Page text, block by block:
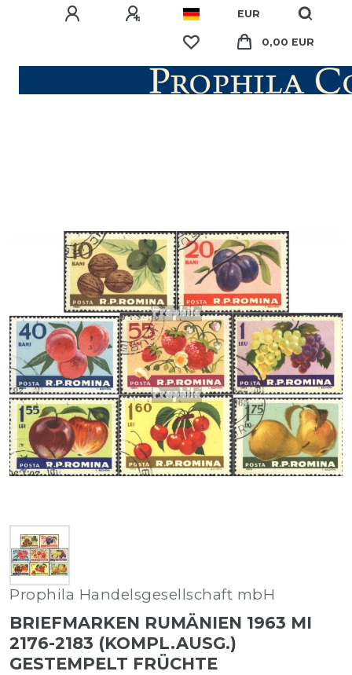
EUR
0,00 EUR
Prophila Handelsgesellschaft mbH
BRIEFMARKEN RUMÄNIEN 1963 MI
2176-2183 (KOMPL.AUSG.)
GESTEMPELT FRÜCHTE